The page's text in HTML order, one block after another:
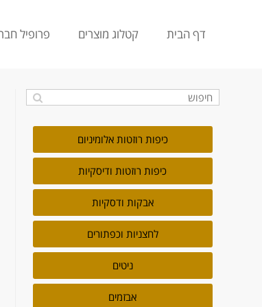
דף הבית קטלוג מוצרים פרופיל
כיפות רוזטות אלומיניום
כיפות רוזטות ודיסקיות
אבקות ודסקיות
לחצניות וכפתורים
ניטים
אבזמים